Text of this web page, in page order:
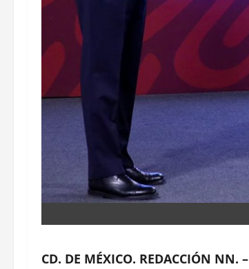
CD. DE MÉXICO. REDACCIÓN NN. –